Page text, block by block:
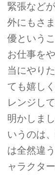
緊張など
外にもさ
優という
お仕事を
当にやり
ても嬉し
レンジし
明かしま
いうのは
は全然違
ャラクタ